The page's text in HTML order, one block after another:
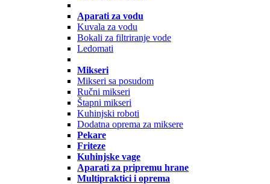
Aparati za vodu
Kuvala za vodu
Bokali za filtriranje vode
Ledomati
Mikseri
Mikseri sa posudom
Ručni mikseri
Štapni mikseri
Kuhinjski roboti
Dodatna oprema za miksere
Pekare
Friteze
Kuhinjske vage
Aparati za pripremu hrane
Multipraktici i oprema